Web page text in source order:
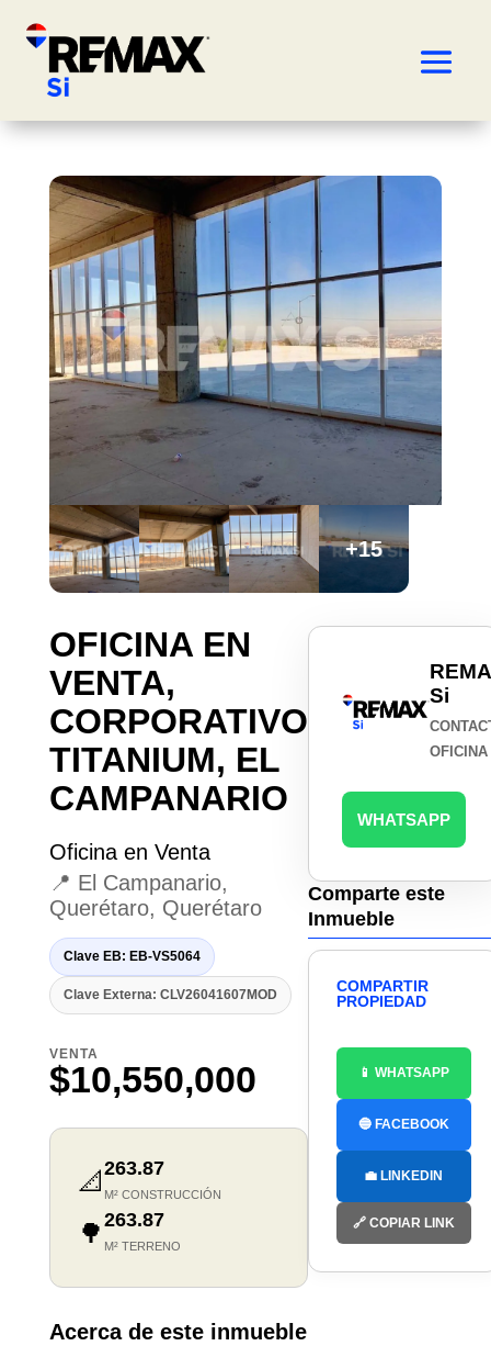
+15
OFICINA EN
VENTA,
CORPORATIVO
TITANIUM, EL
CAMPANARIO
Oficina en Venta
📍 El Campanario,
Querétaro, Querétaro
Clave EB: EB-VS5064
Clave Externa: CLV26041607MOD
VENTA
$10,550,000
📐 263.87
M² CONSTRUCCIÓN
🌳 263.87
M² TERRENO
Acerca de este inmueble
Si
OFICINA
WHATSAPP
Comparte este
Inmueble
COMPARTIR
PROPIEDAD
📱 WHATSAPP
🔵 FACEBOOK
💼 LINKEDIN
🔗 COPIAR LINK